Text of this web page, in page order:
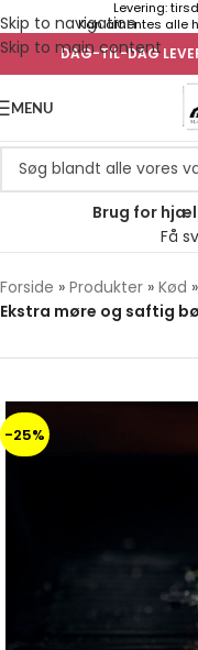
Skip to navigation
Skip to main content
Levering:
Kan afhentes alle
DAG-TIL-DAG
MENU
Brug for
Få
Forside » Produkter » Kød »
Ekstra møre og saftig
-25%